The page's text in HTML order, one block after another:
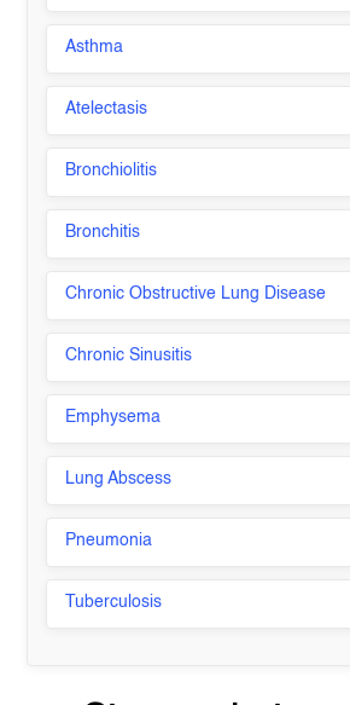
Asthma
Atelectasis
Bronchiolitis
Bronchitis
Chronic Obstructive Lung Disease
Chronic Sinusitis
Emphysema
Lung Abscess
Pneumonia
Tuberculosis